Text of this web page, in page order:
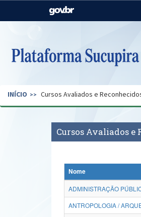
Casa Civil
Pecuária e Abastecimento
Secretaria de Governo
INÍCIO Cursos Avaliados e
Cursos Avaliados e
Nome
ADMINISTRAÇÃO
ANTROPOLOGIA /